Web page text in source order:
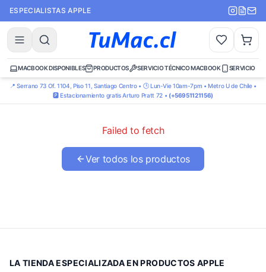
ESPECIALISTAS APPLE
MACBOOK DISPONIBLES PRODUCTOS SERVICIO TÉCNICO MACBOOK SERVICIO
📍 Serrano 73 Of. 1104, Piso 11, Santiago Centro • 🕒 Lun-Vie 10am-7pm • Metro U de Chile •
🅿️ Estacionamiento gratis Arturo Pratt 72 • (+56951121156)
Failed to fetch
Ver todos los productos
LA TIENDA ESPECIALIZADA EN PRODUCTOS APPLE